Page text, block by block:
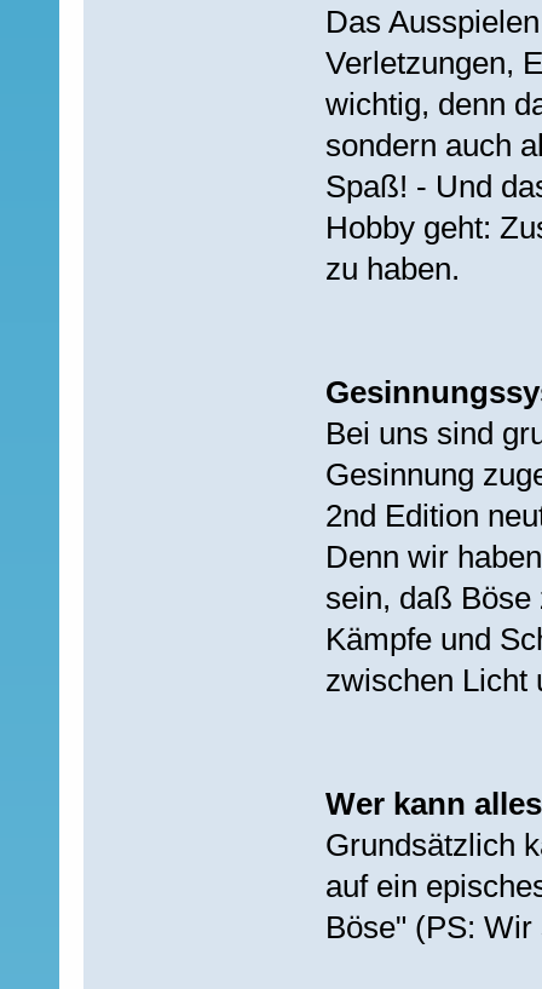
Das
Verletzungen,
wichtig, denn
sondern auch
Spaß! - Und
Hobby geht:
zu haben.
Bei uns sind
Gesinnung
2nd Edition
Denn wir
sein, daß Böse
Kämpfe und
zwischen Licht
Wer kann
Grundsätzlich
auf ein
Böse" (PS: